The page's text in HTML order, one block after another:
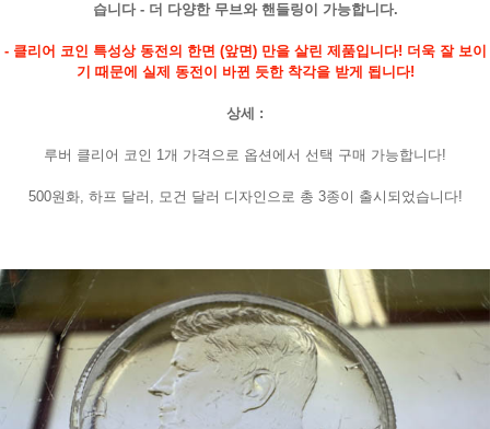
습니다 - 더 다양한 무브와 핸들링이 가능합니다.
- 클리어 코인 특성상 동전의 한면 (앞면) 만을 살린 제품입니다! 더욱 잘 보이
기 때문에 실제 동전이 바뀐 듯한 착각을 받게 됩니다!
상세 :
루버 클리어 코인 1개 가격으로 옵션에서 선택 구매 가능합니다!
500원화, 하프 달러, 모건 달러 디자인으로 총 3종이 출시되었습니다!